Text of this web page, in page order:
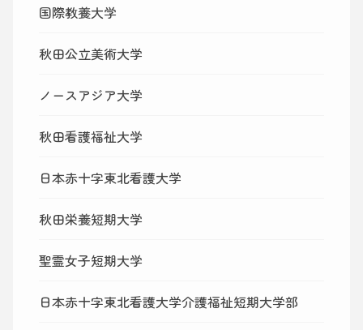
国際教養大学
秋田公立美術大学
ノースアジア大学
秋田看護福祉大学
日本赤十字東北看護大学
秋田栄養短期大学
聖霊女子短期大学
日本赤十字東北看護大学介護福祉短期大学部